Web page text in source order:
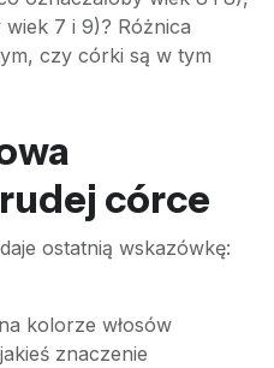
7 i 9)? Różnica
czy córki są w tym
córce
ostatnią wskazówkę:
kolorze włosów
znaczenie